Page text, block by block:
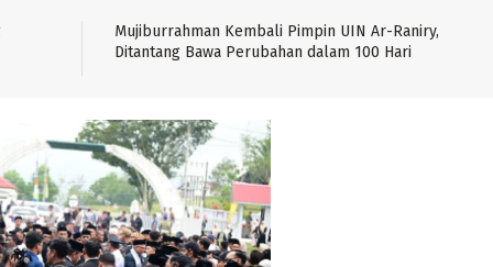
Mujiburrahman Kembali Pimpin UIN Ar-Raniry,
Ditantang Bawa Perubahan dalam 100 Hari